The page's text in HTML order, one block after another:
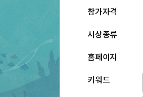
참가자격
시상종류
홈페이지
키워드